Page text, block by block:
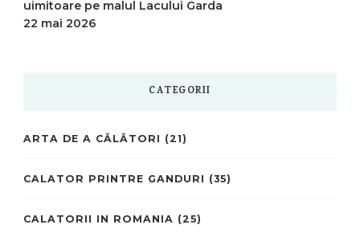
uimitoare pe malul Lacului Garda
22 mai 2026
CATEGORII
ARTA DE A CĂLĂTORI (21)
CALATOR PRINTRE GANDURI (35)
CALATORII IN ROMANIA (25)